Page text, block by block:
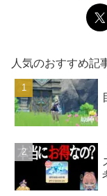
人気のおすすめ記